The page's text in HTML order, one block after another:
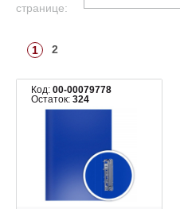
странице:
1 2
Код: 00-00079778
Остаток: 324